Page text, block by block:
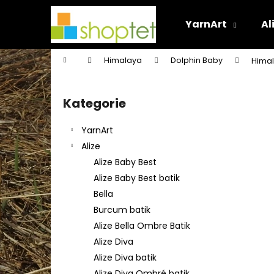
YarnArt
Domů Himalaya Dolphin Baby
P
o
s
t
r
a
n
n
í
p
a
n
Přeskočit
kategorie
Kategorie
YarnArt
Alize
Alize Baby Best
Alize Baby Best batik
Bella
Burcum batik
Alize Bella Ombre Batik
Alize Diva
Alize Diva batik
í
k
Zpět
do
obchodu
Zpět
do
obchodu